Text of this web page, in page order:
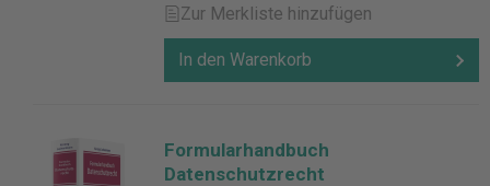
Zur Merkliste hinzufügen
In den Warenkorb
Formularhandbuch
Datenschutzrecht